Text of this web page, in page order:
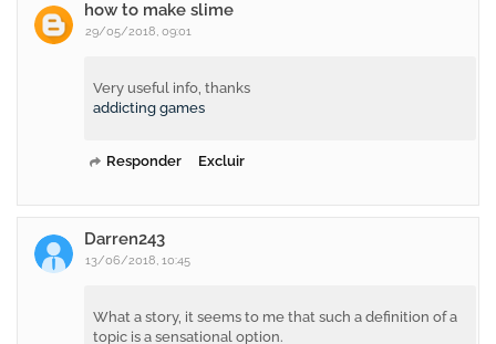
how to make slime
29/05/2018, 09:01
Very useful info, thanks
addicting games
Responder Excluir
Darren243
13/06/2018, 10:45
What a story, it seems to me that such a definition of a
topic is a sensational option.